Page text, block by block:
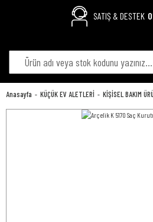
SATIŞ & DESTEK
Anasayfa KÜÇÜK EV ALETLERİ KİŞİSEL BAKIM